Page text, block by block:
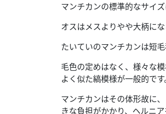
マンチカンの標準的なサイズ
オスはメスよりやや大柄にな
たいていのマンチカンは短
毛色の定めはなく、様々な
よく似た縞模様が一般的です
マンチカンはその体形故に
きな負担がかかり、ヘルニ